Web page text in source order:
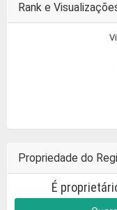
Rank e
Propriedade do
É